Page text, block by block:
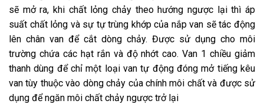
sẽ mở ra, khi chất lỏng chảy theo hướng ngược lại thì áp
suất chất lỏng và sự tự trùng khớp của nắp van sẽ tác động
lên chân van để cắt dòng chảy. Được sử dụng cho môi
trường chứa các hạt rắn và độ nhớt cao. Van 1 chiều giảm
thanh dùng để chỉ một loại van tự động đóng mở tiếng kêu
van tùy thuộc vào dòng chảy của chính môi chất và được sử
dụng để ngăn môi chất chảy ngược trở lại